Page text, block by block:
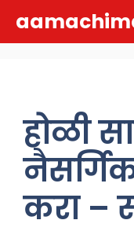
होळी
करा –